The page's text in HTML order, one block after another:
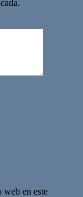
web en este